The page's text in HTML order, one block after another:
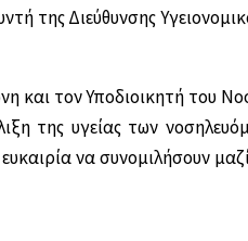
της Διεύθυνσης
και τον Υποδιοικητή του
της υγείας των
να συνομιλήσουν